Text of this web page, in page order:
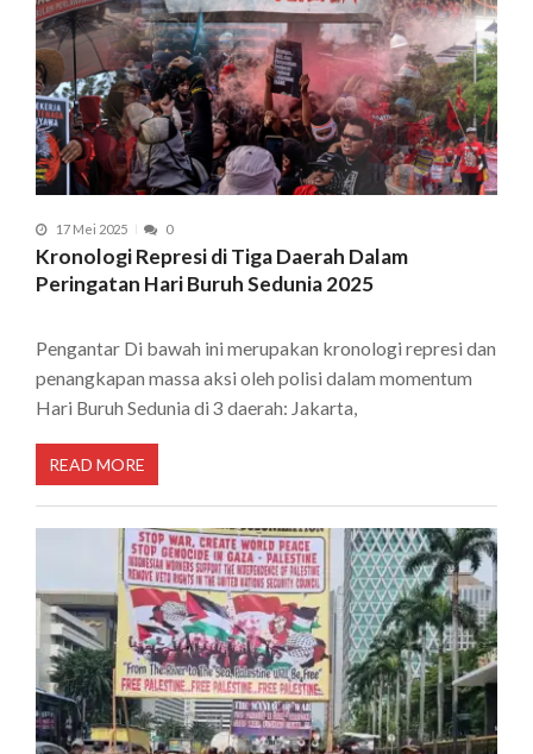
17 Mei 2025 0
Kronologi Represi di Tiga Daerah Dalam
Peringatan Hari Buruh Sedunia 2025
Pengantar Di bawah ini merupakan kronologi represi dan
penangkapan massa aksi oleh polisi dalam momentum
Hari Buruh Sedunia di 3 daerah: Jakarta,
READ MORE